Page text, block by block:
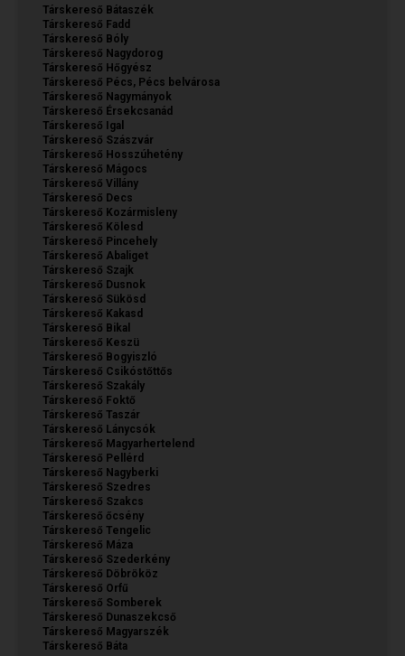
Társkereső Bátaszék
Társkereső Fadd
Társkereső Bóly
Társkereső Nagydorog
Társkereső Hőgyész
Társkereső Pécs, Pécs belvárosa
Társkereső Nagymányok
Társkereső Érsekcsanád
Társkereső Igal
Társkereső Szászvár
Társkereső Hosszúhetény
Társkereső Mágocs
Társkereső Villány
Társkereső Decs
Társkereső Kozármisleny
Társkereső Kölesd
Társkereső Pincehely
Társkereső Abaliget
Társkereső Szajk
Társkereső Dusnok
Társkereső Sükösd
Társkereső Kakasd
Társkereső Bikal
Társkereső Keszü
Társkereső Bogyiszló
Társkereső Csikóstőttős
Társkereső Szakály
Társkereső Foktő
Társkereső Taszár
Társkereső Lánycsók
Társkereső Magyarhertelend
Társkereső Pellérd
Társkereső Nagyberki
Társkereső Szedres
Társkereső Szakcs
Társkereső őcsény
Társkereső Tengelic
Társkereső Máza
Társkereső Szederkény
Társkereső Döbrököz
Társkereső Orfű
Társkereső Somberek
Társkereső Dunaszekcső
Társkereső Magyarszék
Társkereső Báta